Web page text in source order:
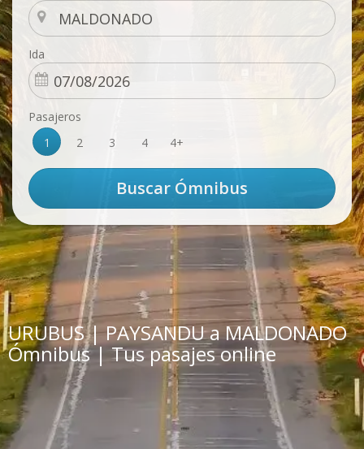
Ida
Pasajeros
1
2 3 4 4+
URUBUS | PAYSANDU a MALDONADO
Ómnibus | Tus pasajes online